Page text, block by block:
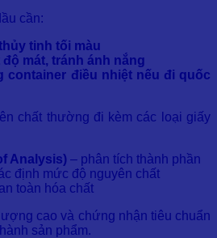
cần:
tinh tối màu
mát, tránh ánh nắng
container điều nhiệt nếu đi quốc
chất thường đi kèm các loại giấy
Analysis) – phân tích thành phần
định mức độ nguyên chất
toàn hóa chất
cao và chứng nhận tiêu chuẩn
sản phẩm.